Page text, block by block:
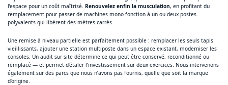
l’espace pour un coût maîtrisé. Renouvelez enfin la musculation, en profitant du
remplacement pour passer de machines mono-fonction à un ou deux postes
polyvalents qui libèrent des mètres carrés.
Une remise à niveau partielle est parfaitement possible : remplacer les seuls tapis
vieillissants, ajouter une station multiposte dans un espace existant, moderniser les
consoles. Un audit sur site détermine ce qui peut être conservé, reconditionné ou
remplacé — et permet d’étaler l’investissement sur deux exercices. Nous intervenons
également sur des parcs que nous n’avons pas fournis, quelle que soit la marque
d’origine.